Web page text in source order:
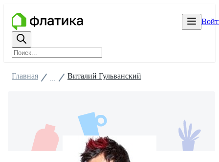
Главная Виталий Гульванский